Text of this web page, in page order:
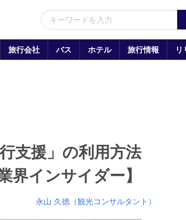
旅行会社 バス ホテル 旅行情報 リ
支援」の利用方法
界インサイダー】
永山 久徳（観光コンサルタント）